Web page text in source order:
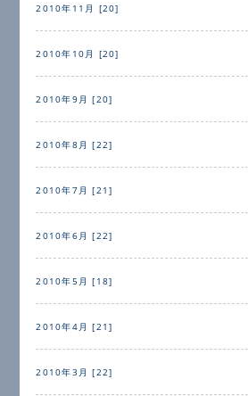
2010年11月 [20]
2010年10月 [20]
2010年9月 [20]
2010年8月 [22]
2010年7月 [21]
2010年6月 [22]
2010年5月 [18]
2010年4月 [21]
2010年3月 [22]